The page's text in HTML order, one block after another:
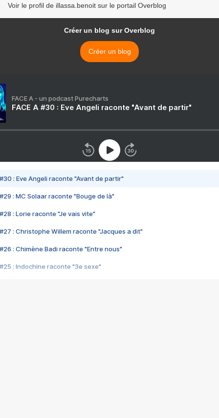
Voir le profil de illassa.benoit sur le portail Overblog
Créer un blog sur Overblog
Créer un blog
FACE A - un podcast Purecharts
FACE A #30 : Eve Angeli raconte "Avant de partir"
#30 : Eve Angeli raconte "Avant de partir"
#29 : MC Solaar raconte "Bouge de là"
#28 : Lorie raconte "Je vais vite"
#27 : Christophe Willem raconte "Jacques a dit"
#26 : Chimène Badi raconte "Entre nous"
#25 : Indochine raconte "3e sexe"